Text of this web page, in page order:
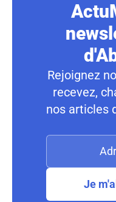
Rejoignez
recevez,
nos articles
Je